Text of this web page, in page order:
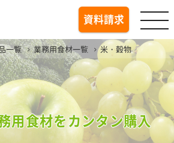
資料請求
一覧 業務用食材一覧 米・穀物
用食材をカンタン購入